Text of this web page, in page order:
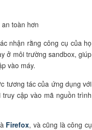
nhận rằng công cụ của họ
ở môi trường sandbox, giúp
vào máy.
tương tác của ứng dụng với
cập vào mã nguồn trình
Firefox, và cũng là công cụ